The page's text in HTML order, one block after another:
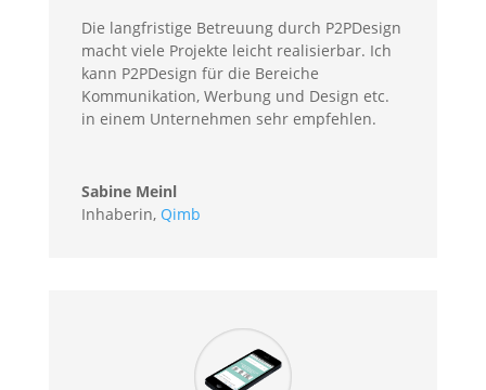
Die langfristige Betreuung durch P2PDesign
macht viele Projekte leicht realisierbar. Ich
kann P2PDesign für die Bereiche
Kommunikation, Werbung und Design etc.
in einem Unternehmen sehr empfehlen.
Sabine Meinl
Inhaberin, Qimb